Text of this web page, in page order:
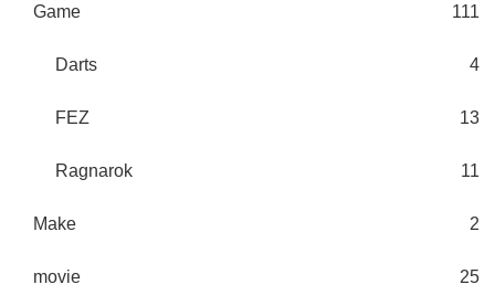
Game 111
Darts 4
FEZ 13
Ragnarok 11
Make 2
movie 25